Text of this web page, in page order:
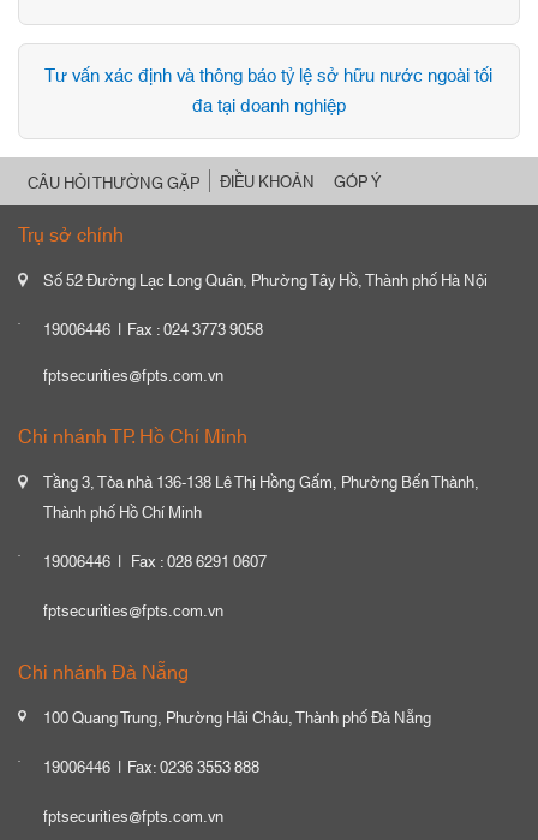
Tư vấn xác định và thông báo tỷ lệ sở hữu nước ngoài tối
đa tại doanh nghiệp
CÂU HỎI THƯỜNG GẶP ĐIỀU KHOẢN GÓP Ý
Trụ sở chính
Số 52 Đường Lạc Long Quân, Phường Tây Hồ, Thành phố Hà Nội
19006446
Fax : 024 3773 9058
fptsecurities@fpts.com.vn
Chi nhánh TP. Hồ Chí Minh
Tầng 3, Tòa nhà 136-138 Lê Thị Hồng Gấm, Phường Bến Thành,
Thành phố Hồ Chí Minh
19006446
Fax : 028 6291 0607
fptsecurities@fpts.com.vn
Chi nhánh Đà Nẵng
100 Quang Trung, Phường Hải Châu, Thành phố Đà Nẵng
19006446
Fax: 0236 3553 888
fptsecurities@fpts.com.vn